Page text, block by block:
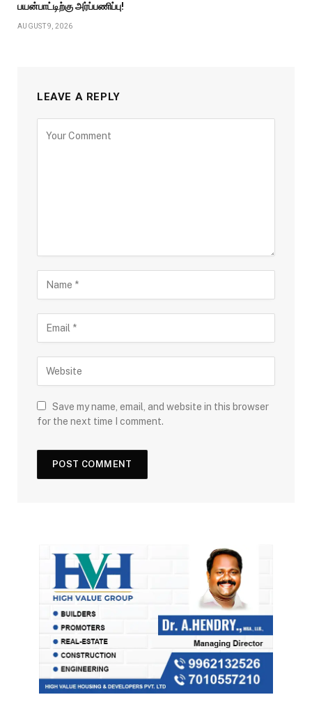
பயன்பாட்டிற்கு அர்ப்பணிப்பு!
AUGUST 9, 2026
LEAVE A REPLY
Save my name, email, and website in this browser
for the next time I comment.